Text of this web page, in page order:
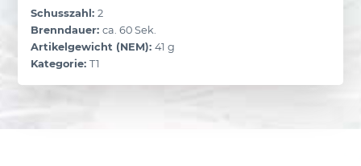
Schusszahl:2
Brenndauer:ca. 60 Sek.
Artikelgewicht (NEM):41 g
Kategorie:T1